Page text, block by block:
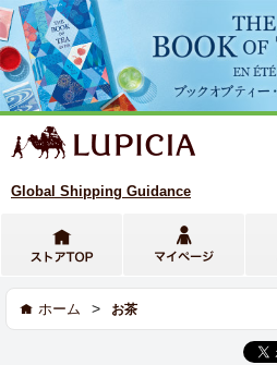
Global Shipping Guidance
ホーム > お茶